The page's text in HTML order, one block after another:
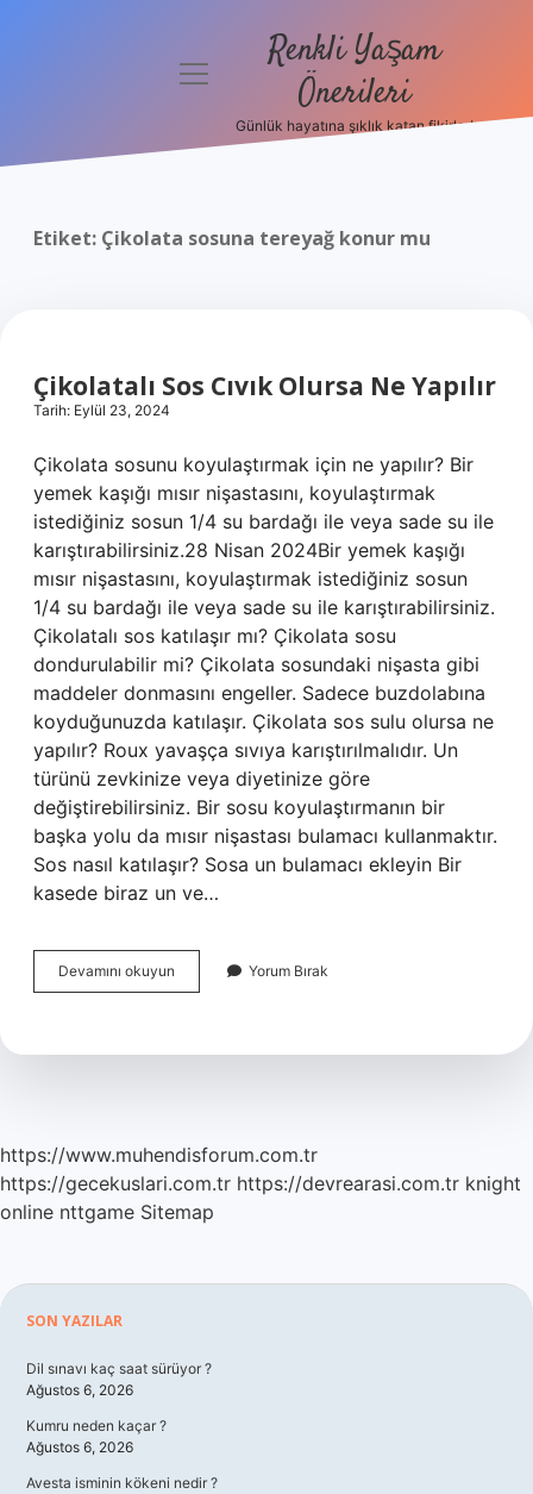
Politikası
menüyü
Renkli Yaşam
Önerileri
Günlük hayatına şıklık katan fikirler!
Etiket: Çikolata sosuna tereyağ konur mu
Çikolatalı Sos Cıvık Olursa Ne Yapılır
Tarih: Eylül 23, 2024
Çikolata sosunu koyulaştırmak için ne yapılır? Bir
yemek kaşığı mısır nişastasını, koyulaştırmak
istediğiniz sosun 1/4 su bardağı ile veya sade su ile
karıştırabilirsiniz.28 Nisan 2024Bir yemek kaşığı
mısır nişastasını, koyulaştırmak istediğiniz sosun
1/4 su bardağı ile veya sade su ile karıştırabilirsiniz.
Çikolatalı sos katılaşır mı? Çikolata sosu
dondurulabilir mi? Çikolata sosundaki nişasta gibi
maddeler donmasını engeller. Sadece buzdolabına
koyduğunuzda katılaşır. Çikolata sos sulu olursa ne
yapılır? Roux yavaşça sıvıya karıştırılmalıdır. Un
türünü zevkinize veya diyetinize göre
değiştirebilirsiniz. Bir sosu koyulaştırmanın bir
başka yolu da mısır nişastası bulamacı kullanmaktır.
Sos nasıl katılaşır? Sosa un bulamacı ekleyin Bir
kasede biraz un ve…
Devamını okuyun Çikolatalı
Sos
Ne
Yorum Bırak
https://www.muhendisforum.com.tr
https://gecekuslari.com.tr https://devrearasi.com.tr knight
online nttgame Sitemap
Sidebar
SON YAZILAR
Dil sınavı kaç saat sürüyor ?
Ağustos 6, 2026
Kumru neden kaçar ?
Ağustos 6, 2026
Avesta isminin kökeni nedir ?